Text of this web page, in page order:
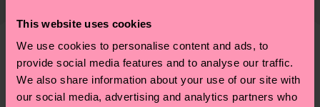
This website uses cookies
We use cookies to personalise content and ads, to
provide social media features and to analyse our traffic.
We also share information about your use of our site with
our social media, advertising and analytics partners who
Weitere Informationen sowie Tipps und Tricks
findest du auf unsererNachhaltigkeitsseite.
dass es sich hierbei um einen Richtwert handelt
und die genaue Lieferzeit von der lokalen Post in
deinem Land abhängt.
Ähnliche muster
Neuheit